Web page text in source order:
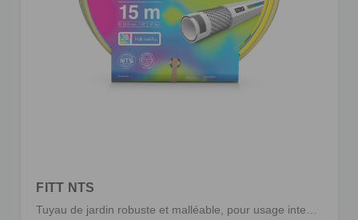
FITT NTS
Tuyau de jardin robuste et malléable, pour usage intensif